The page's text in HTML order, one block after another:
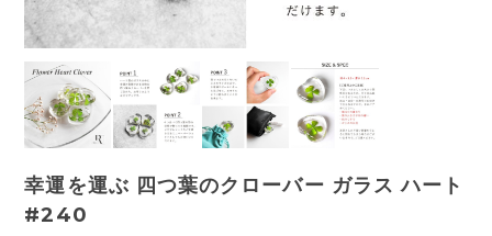
幸運を運ぶ 四つ葉のクローバー ガラス ハート
#240